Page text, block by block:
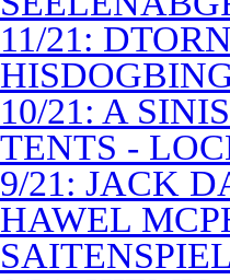
11/21:
10/21: A
TENTS -
9/21: JACK
HAWEL